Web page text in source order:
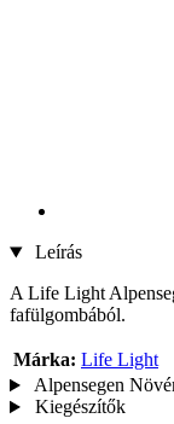
Leírás
A Life Light
fafülgombából.
Márka: Life Light
Alpensegen
Kiegészítők